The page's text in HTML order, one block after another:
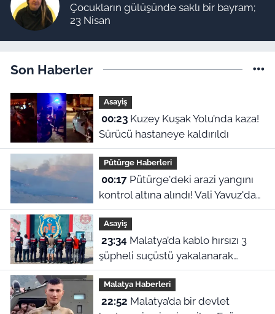
Çocukların gülüşünde saklı bir bayram;
23 Nisan
Son Haberler
Asayiş
00:23Kuzey Kuşak Yolu’nda kaza!
Sürücü hastaneye kaldırıldı
Pütürge Haberleri
00:17Pütürge'deki arazi yangını
kontrol altına alındı! Vali Yavuz'dan
çağrı
Asayiş
23:34
şüpheli suçüstü yakalanarak
tutuklandı
Malatya Haberleri
22:52